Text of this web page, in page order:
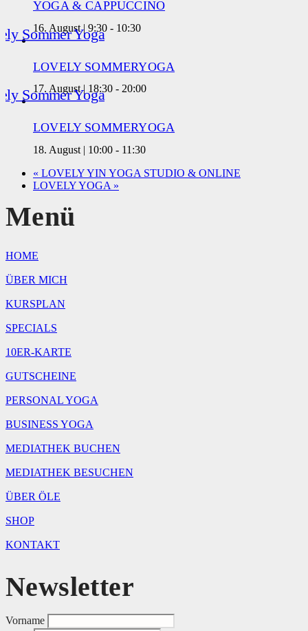
YOGA & CAPPUCCINO
16. August | 9:30 - 10:30
LOVELY SOMMERYOGA
17. August | 18:30 - 20:00
LOVELY SOMMERYOGA
18. August | 10:00 - 11:30
« LOVELY YIN YOGA STUDIO & ONLINE
LOVELY YOGA »
Menü
HOME
ÜBER MICH
KURSPLAN
SPECIALS
10ER-KARTE
GUTSCHEINE
PERSONAL YOGA
BUSINESS YOGA
MEDIATHEK BUCHEN
MEDIATHEK BESUCHEN
ÜBER ÖLE
SHOP
KONTAKT
Newsletter
Vorname